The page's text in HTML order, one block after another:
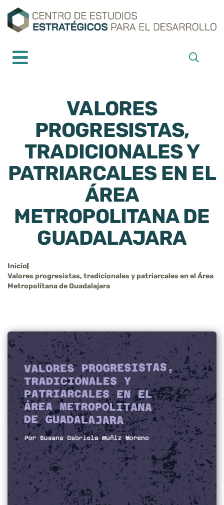
VALORES
PROGRESISTAS,
TRADICIONALES Y
PATRIARCALES EN EL
ÁREA
METROPOLITANA DE
GUADALAJARA
Inicio
Valores progresistas, tradicionales y patriarcales en el Área
Metropolitana de Guadalajara